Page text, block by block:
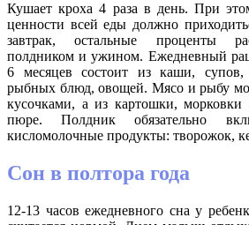
Кушает кроха 4 раза в день. При
ценности всей еды должно
завтрак, остальные проценты
полдником и ужином. Ежедневный
6 месяцев состоит из каши,
рыбных блюд, овощей. Мясо и рыбу
кусочками, а из картошки,
пюре. Полдник обязательно
кисломолочные продукты: творожок,
Сон в полтора года
12-13 часов ежедневного сна у